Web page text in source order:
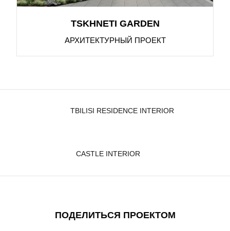
TSKHNETI GARDEN
АРХИТЕКТУРНЫЙ ПРОЕКТ
TBILISI RESIDENCE INTERIOR
CASTLE INTERIOR
ПОДЕЛИТЬСЯ ПРОЕКТОМ